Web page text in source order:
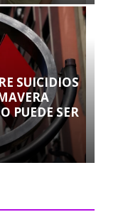
SUICIDIOS
PUEDE SER